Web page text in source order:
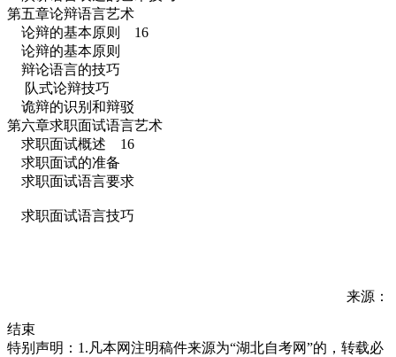
第五章论辩语言艺术
论辩的基本原则 16
论辩的基本原则
辩论语言的技巧
队式论辩技巧
诡辩的识别和辩驳
第六章求职面试语言艺术
求职面试概述 16
求职面试的准备
求职面试语言要求
求职面试语言技巧
来源：
结束
特别声明：1.凡本网注明稿件来源为“湖北自考网”的，转载必